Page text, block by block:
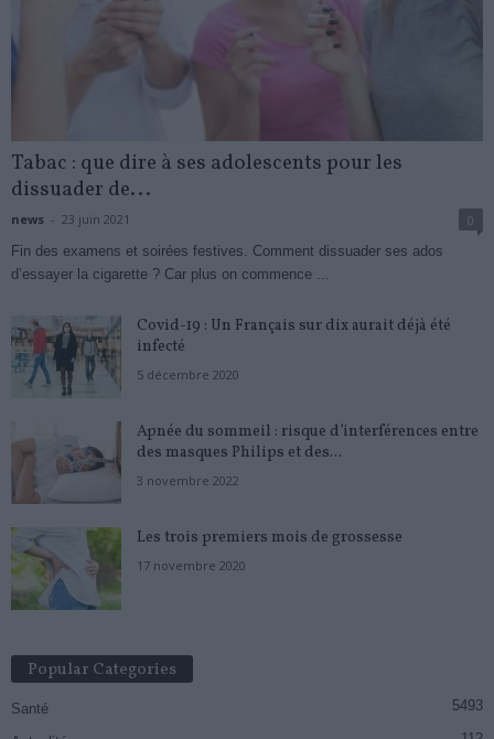
Tabac : que dire à ses adolescents pour les
dissuader de...
news - 23 juin 2021
0
Fin des examens et soirées festives. Comment dissuader ses ados
d’essayer la cigarette ? Car plus on commence ...
Covid-19 : Un Français sur dix aurait déjà été
infecté
5 décembre 2020
Apnée du sommeil : risque d’interférences entre
des masques Philips et des...
3 novembre 2022
Les trois premiers mois de grossesse
17 novembre 2020
Popular Categories
Santé 5493